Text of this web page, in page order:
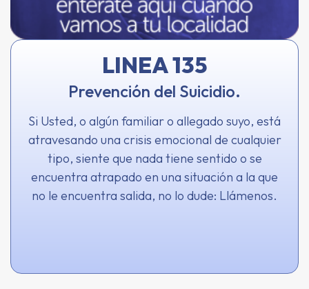
LINEA 135
Prevención del Suicidio.
Si Usted, o algún familiar o allegado suyo, está
atravesando una crisis emocional de cualquier
tipo, siente que nada tiene sentido o se
encuentra atrapado en una situación a la que
no le encuentra salida, no lo dude: Llámenos.